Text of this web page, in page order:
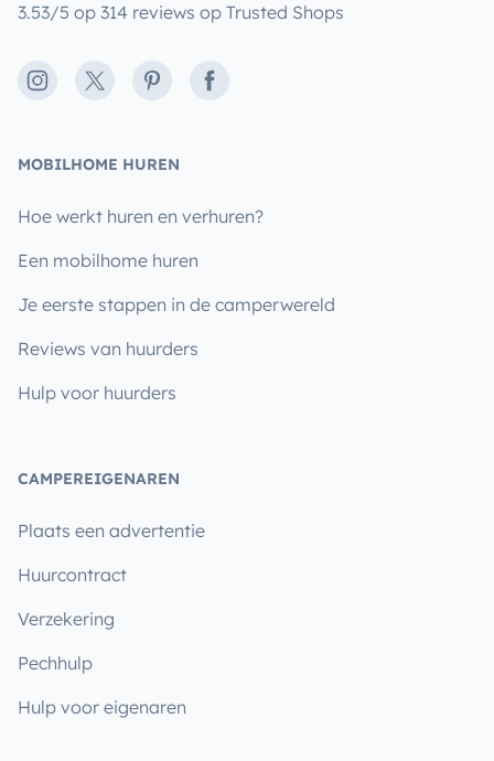
3.53/5 op 314 reviews op Trusted Shops
Instagram
X PinterestFacebook
MOBILHOME HUREN
Hoe werkt huren en verhuren?
Een mobilhome huren
Je eerste stappen in de camperwereld
Reviews van huurders
Hulp voor huurders
CAMPEREIGENAREN
Plaats een advertentie
Huurcontract
Verzekering
Pechhulp
Hulp voor eigenaren